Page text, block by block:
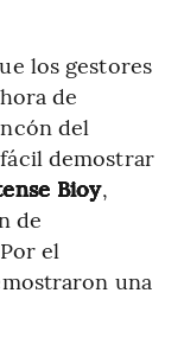
los gestores
de
del
demostrar
Bioy,
de
el
una